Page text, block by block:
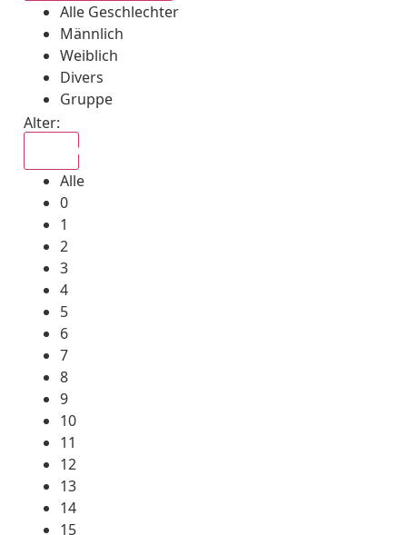
Alle Geschlechter
Männlich
Weiblich
Divers
Gruppe
Alter:
Alle
0
1
2
3
4
5
6
7
8
9
10
11
12
13
14
15